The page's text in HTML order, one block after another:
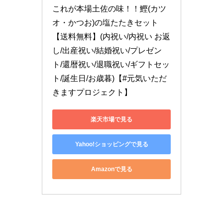
これが本場土佐の味！！鰹(カツ
オ・かつお)の塩たたきセット
【送料無料】(内祝い/内祝い お返
し/出産祝い/結婚祝い/プレゼン
ト/還暦祝い/退職祝い/ギフトセッ
ト/誕生日/お歳暮)【#元気いただ
きますプロジェクト】
楽天市場で見る
Yahoo!ショッピングで見る
Amazonで見る